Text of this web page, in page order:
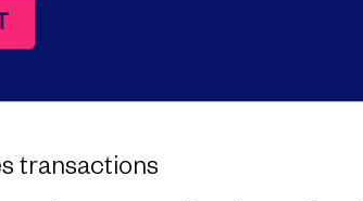
transactions